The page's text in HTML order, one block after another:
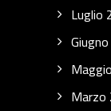
Luglio